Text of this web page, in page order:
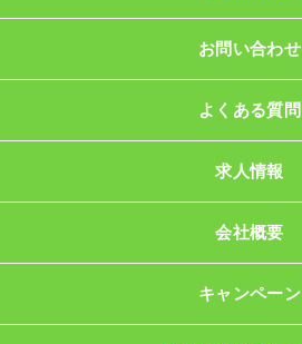
お問い合わせ
よくある質問
求人情報
会社概要
キャンペーン